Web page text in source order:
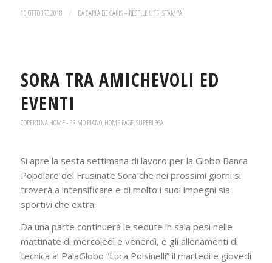
10 OTTOBRE 2018 / DACARLA DE CARIS – RESP.LE UFF. STAMPA
SORA TRA AMICHEVOLI ED
EVENTI
COPERTINA HOME - PRIMO PIANO,HOME PAGE,SUPERLEGA
Si apre la sesta settimana di lavoro per la Globo Banca
Popolare del Frusinate Sora che nei prossimi giorni si
troverà a intensificare e di molto i suoi impegni sia
sportivi che extra.
Da una parte continuerà le sedute in sala pesi nelle
mattinate di mercoledì e venerdì, e gli allenamenti di
tecnica al PalaGlobo “Luca Polsinelli” il martedì e giovedì